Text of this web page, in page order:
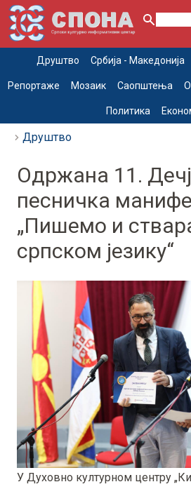
Друштво Србија - Македонија
Репортаже Мозаик Саопштења
Политика
Друштво
Одржана 11.
песничка
„Пишемо и
српском језику“
У Духовно културном центру